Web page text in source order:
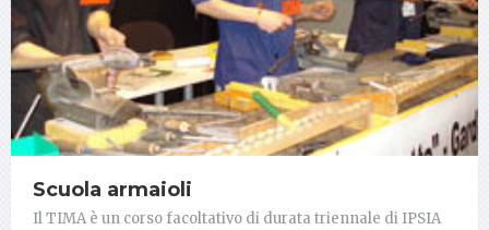
Scuola armaioli
Il TIMA è un corso facoltativo di durata triennale di IPSIA